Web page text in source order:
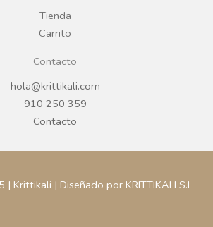
Tienda
Carrito
Contacto
hola@krittikali.com
910 250 359
Contacto
Krittikali | Diseñado por KRITTIKALI S.L